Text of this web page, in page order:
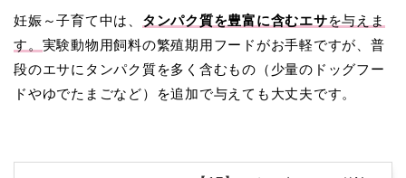
妊娠～子育て中は、 タンパク質を豊富に含むエサを与えま
す。 実験動物用飼料の繁殖期用フードがお手軽ですが、普
段のエサにタンパク質を多く含むもの（少量のドッグフー
ドやゆでたまごなど）を追加で与えても大丈夫です。